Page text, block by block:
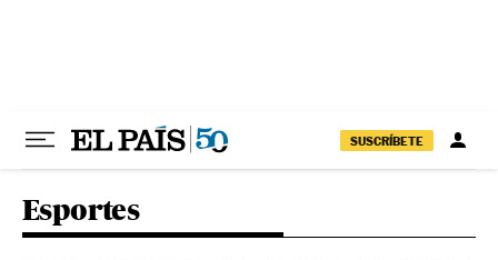
SUSCRÍBETE
Esportes